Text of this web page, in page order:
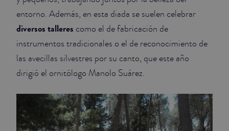
entorno. Además, en esta diada se suelen celebrar
diversos talleres como el de fabricación de
instrumentos tradicionales o el de reconocimiento de
las avecillas silvestres por su canto, que este año
dirigió el ornitólogo Manolo Suárez.